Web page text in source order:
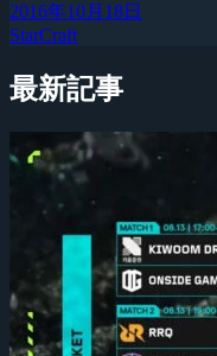
2016年10月18日
StarCraft
最新記事